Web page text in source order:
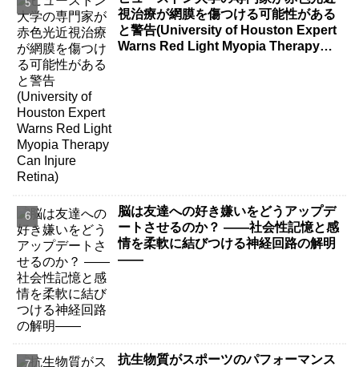
視治療が網膜を傷つける可能性がある
と警告(University of Houston Expert
Warns Red Light Myopia Therapy
脳は友達への好き嫌いをどうアップデ
ートさせるのか？ ――社会性記憶と感
情を柔軟に結びつける神経回路の解明
――
抗生物質がスポーツのパフォーマンス